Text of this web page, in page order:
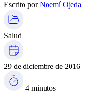
Escrito porNoemí Ojeda
Salud
29 de diciembre de 2016
4 minutos